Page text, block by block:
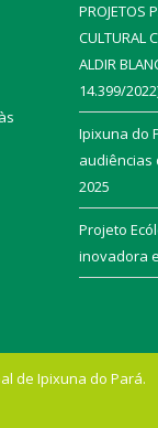
PROJETOS
CULTURAL
ALDIR
14.399/
Ipixuna do
audiências
2025
Projeto
inovadora
de Ipixuna do Pará.